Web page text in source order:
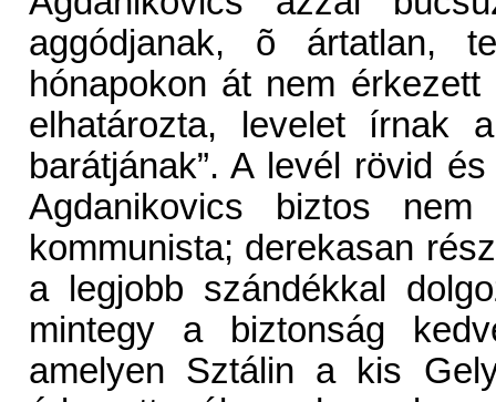
aggódjanak, õ ártatlan,
hónapokon át nem
elhatározta, levelet írnak
barátjának”. A levél rövid
Agdanikovics biztos nem
kommunista; derekasan
a legjobb szándékkal
mintegy a biztonság
amelyen Sztálin a kis